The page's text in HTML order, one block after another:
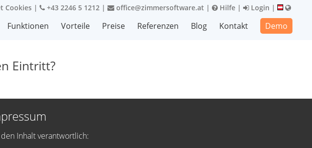
Cookies | +43 2246 5 1212 | office@zimmersoftware.at | Hilfe | Login |
Funktionen Vorteile Preise Referenzen Blog Kontakt Demo
Eintritt?
den Inhalt verantwortlich: